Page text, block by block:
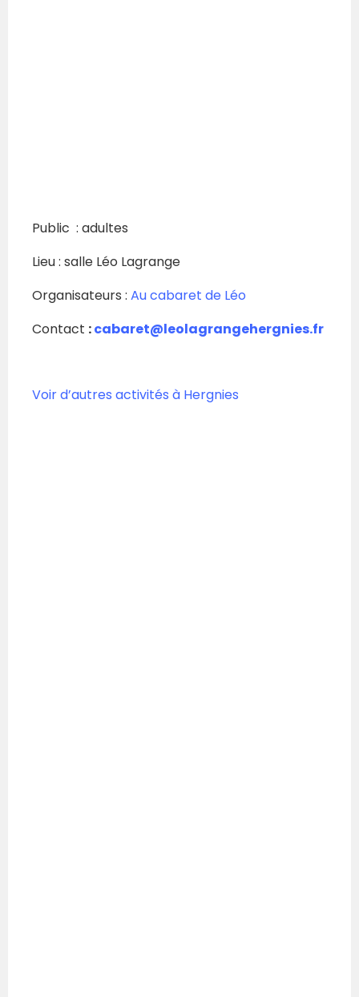
Public : adultes
Lieu : salle Léo Lagrange
Organisateurs : Au cabaret de Léo
Contact :cabaret@leolagrangehergnies.fr
Voir d’autres activités à Hergnies